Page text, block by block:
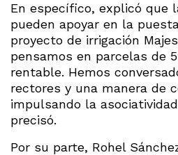
En específico, explicó que
pueden apoyar en la
proyecto de irrigación
pensamos en parcelas de
rentable. Hemos
rectores y una manera de
impulsando la
precisó.
Por su parte, Rohel